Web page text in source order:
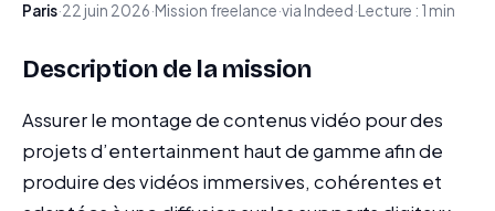
Paris·22 juin 2026·Mission freelance·via Indeed·Lecture : 1 min
Description de la mission
Assurer le montage de contenus vidéo pour des
projets d’entertainment haut de gamme afin de
produire des vidéos immersives, cohérentes et